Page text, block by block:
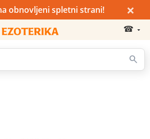
obnovljeni spletni strani! ×
☎